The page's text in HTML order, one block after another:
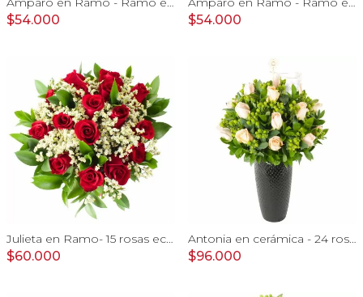
$54.000 $54.000
Julieta en Ramo- 15 rosas ecuatorianas rojo y limonium
$60.000
Antonia en cerámica - 24 rosas color damasco e hypericum
$96.000